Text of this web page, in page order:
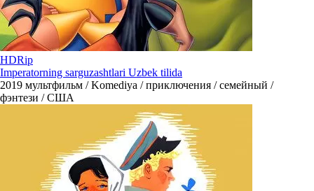
HDRip
Imperatorning sarguzashtlari Uzbek tilida
2019 мультфильм / Komediya / приключения / семейный /
фэнтези / США